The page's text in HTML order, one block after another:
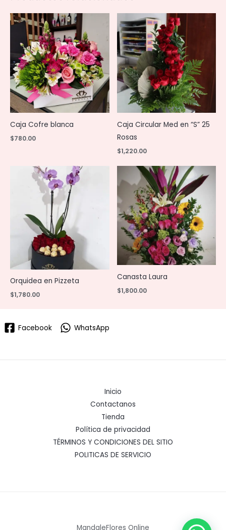
Caja Cofre blanca
$780.00
Caja Circular Med en “S” 25
Rosas
$1,220.00
Orquidea en Pizzeta
$1,780.00
Canasta Laura
$1,800.00
Facebook WhatsApp
Inicio
Contactanos
Tienda
Política de privacidad
TÉRMINOS Y CONDICIONES DEL SITIO
POLITICAS DE SERVICIO
MandaleFlores Online